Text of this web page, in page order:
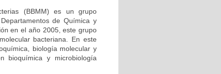
(BBMM) es un grupo
de Química y
en el año 2005, este grupo
bacteriana. En este
biología molecular y
bioquímica y microbiología